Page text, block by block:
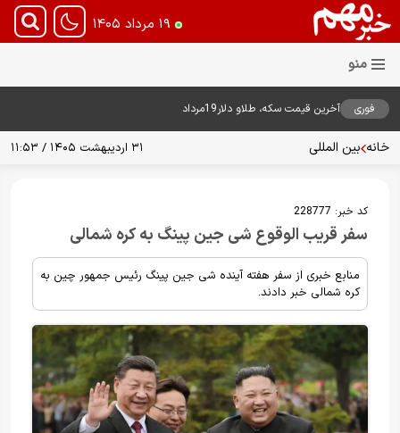
۱۹ مرداد ۱۴۰۵
فوری
آخرین قیمت سکه، طلاو دلار19مرداد
خانه بین المللی ۳۱ اردیبهشت ۱۴۰۵ / ۱۱:۵۳
کد خبر: 228777
سفر قریب الوقوع شی جین پینگ به کره شمالی
منابع خبری از سفر هفته آینده شی جین پینگ رئیس جمهور چین به
کره شمالی خبر دادند.